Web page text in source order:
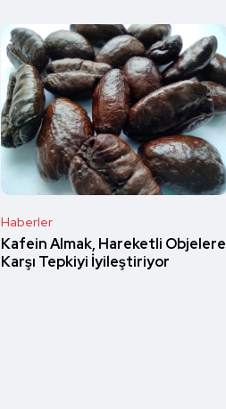
Haberler
Kafein Almak, Hareketli Objelere
Karşı Tepkiyi İyileştiriyor